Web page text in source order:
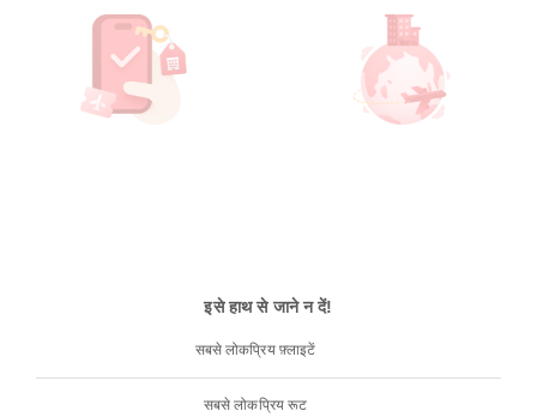
इसे हाथ से जाने न दें!
सबसे लोकप्रिय फ़्लाइटें
सबसे लोकप्रिय रूट